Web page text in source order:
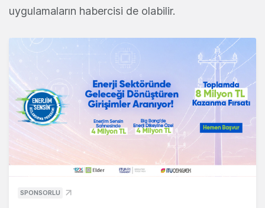
uygulamaların habercisi de olabilir.
SPONSORLU